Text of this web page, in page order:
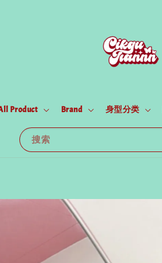
搜索
Product Brand 身型分类